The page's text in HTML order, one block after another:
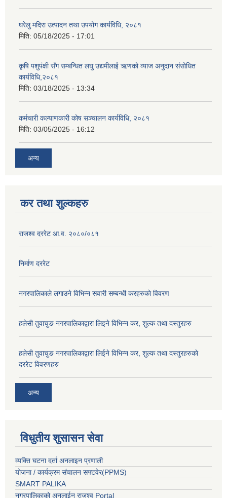
घरेलु मदिरा उत्पादन तथा उपयोग कार्यविधि, २०८१
मिति: 05/18/2025 - 17:01
कृषि पशुपंक्षी सँग सम्बन्धित लघु उद्यमीलाई ऋणको व्याज अनुदान संसोधित
कार्यविधि,२०८१
मिति: 03/18/2025 - 13:34
कर्मचारी कल्याणकारी कोष सञ्चालन कार्यविधि, २०८१
मिति: 03/05/2025 - 16:12
अन्य
कर तथा शुल्कहरु
राजश्व दररेट आ.व. २०८०/०८१
निर्माण दररेट
नगरपालिकाले लगाउने विभिन्न सवारी सम्बन्धी करहरुकाे विवरण
हलेसी तुवाचुङ नगरपालिकाद्वारा लिइने विभिन्न कर, शुल्क तथा दस्तुरहरु
हलेसी तुवाचुङ नगरपालिकाद्वारा लिईने विभिन्न कर, शुल्क तथा दस्तुरहरुकाे
दररेट विवरणहरु
अन्य
विधुतीय शुसासन सेवा
व्यक्ति घटना दर्ता अनलाइन प्रणाली
योजना / कार्यक्रम संचालन सफ्टवेर(PPMS)
SMART PALIKA
नगरपालिकाको अनलाईन राजश्व Portal